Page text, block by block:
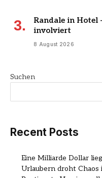
Randale in Hotel
involviert
8 August 2026
Suchen
Recent Posts
Eine Milliarde Dollar
Urlaubern droht Chaos